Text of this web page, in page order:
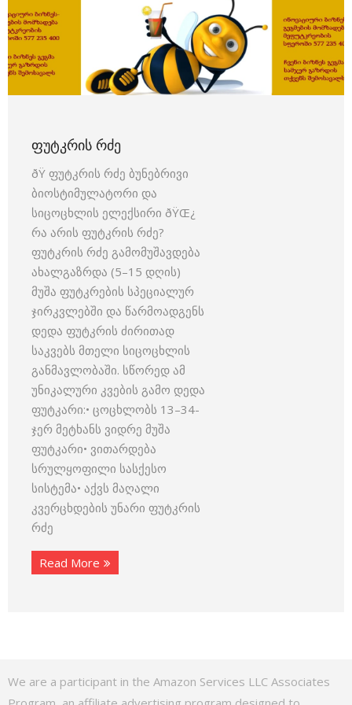
ᲤᲣᲢᲙᲠᲘᲡ ᲠᲫᲔ
ðŸ ფუტკრის რძე ბუნებრივი
ბიოსტიმულატორი და
სიცოცხლის ელექსირი ðŸŒ¿
რა არის ფუტკრის რძე?
ფუტკრის რძე გამომუშავდება
ახალგაზრდა (5–15 დღის)
მუშა ფუტკრების სპეციალურ
ჯირკვლებში და წარმოადგენს
დედა ფუტკრის ძირითად
საკვებს მთელი სიცოცხლის
განმავლობაში. სწორედ ამ
უნიკალური კვების გამო დედა
ფუტკარი:• ცოცხლობს 13–34-
ჯერ მეტხანს ვიდრე მუშა
ფუტკარი• ვითარდება
სრულყოფილი სასქესო
სისტემა• აქვს მაღალი
კვერცხდების უნარი ფუტკრის
რძე
Read More
We are a participant in the Amazon Services LLC Associates